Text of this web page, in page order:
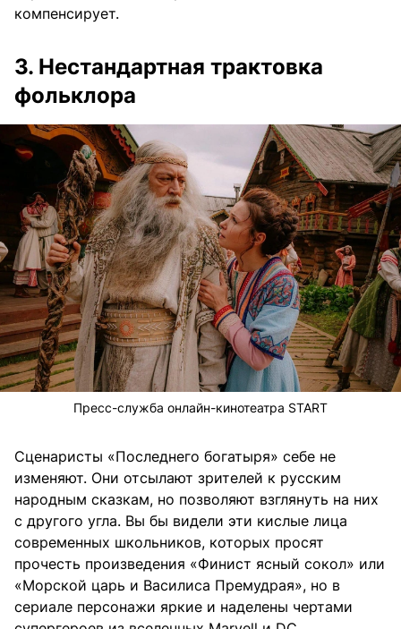
компенсирует.
3. Нестандартная трактовка
фольклора
Пресс-служба онлайн-кинотеатра START
Сценаристы «Последнего богатыря» себе не
изменяют. Они отсылают зрителей к русским
народным сказкам, но позволяют взглянуть на них
с другого угла. Вы бы видели эти кислые лица
современных школьников, которых просят
прочесть произведения «Финист ясный сокол» или
«Морской царь и Василиса Премудрая», но в
сериале персонажи яркие и наделены чертами